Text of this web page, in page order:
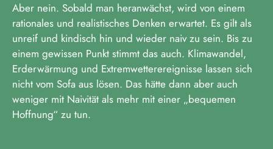
Aber nein. Sobald man heranwächst, wird von einem
rationales und realistisches Denken erwartet. Es gilt als
unreif und kindisch hin und wieder naiv zu sein. Bis zu
einem gewissen Punkt stimmt das auch. Klimawandel,
Erderwärmung und Extremwetterereignisse lassen sich
nicht vom Sofa aus lösen. Das hätte dann aber auch
weniger mit Naivität als mehr mit einer „bequemen
Hoffnung“ zu tun.